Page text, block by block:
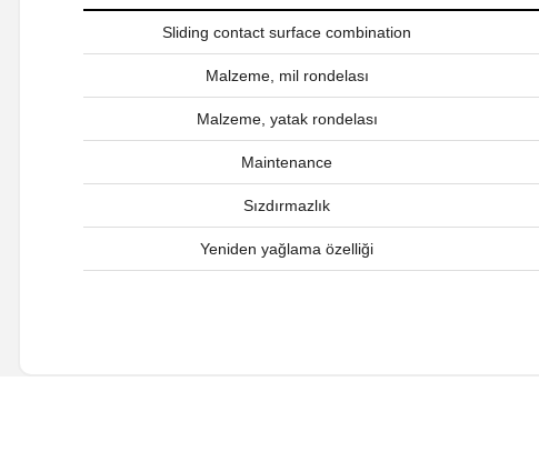
Sliding contact surface combination
Malzeme, mil rondelası
Malzeme, yatak rondelası
Maintenance
Sızdırmazlık
Yeniden yağlama özelliği